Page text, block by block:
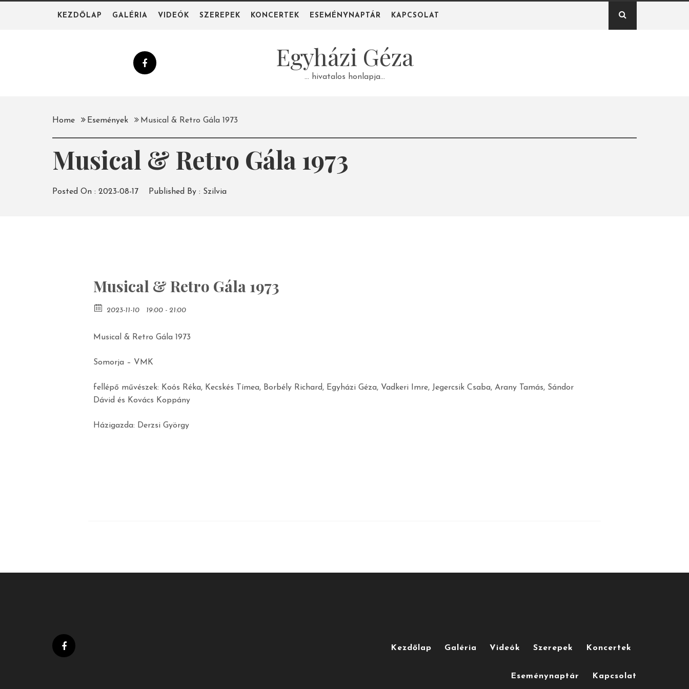
KEZDŐLAP GALÉRIA VIDEÓK SZEREPEK KONCERTEK ESEMÉNYNAPTÁR KAPCSOLAT
Egyházi Géza
… hivatalos honlapja…
Home Események Musical & Retro Gála 1973
Musical & Retro Gála 1973
Posted On : 2023-08-17 Published By : Szilvia
Musical & Retro Gála 1973
2023-11-10 19:00 - 21:00
Musical & Retro Gála 1973
Somorja – VMK
fellépő művészek: Koós Réka, Kecskés Tímea, Borbély Richard, Egyházi Géza, Vadkeri Imre, Jegercsik Csaba, Arany Tamás, Sándor
Dávid és Kovács Koppány
Házigazda: Derzsi György
Kezdőlap Galéria Videók Szerepek Koncertek
Eseménynaptár Kapcsolat